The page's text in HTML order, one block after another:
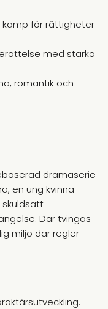
kamp för rättigheter
med starka
romantik och
dramaserie
en ung kvinna
Där tvingas
miljö där regler